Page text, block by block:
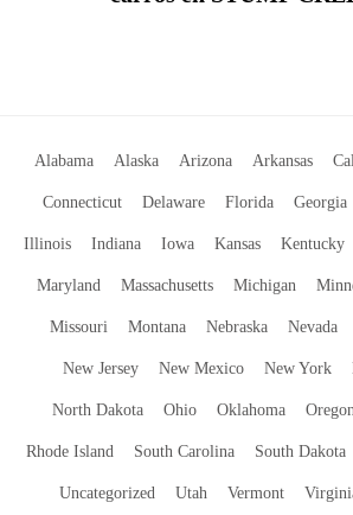
Alabama Alaska Arizona Arkansas
Connecticut Delaware Florida Georgia
Illinois Indiana Iowa Kansas Kentucky
Maryland Massachusetts Michigan
Missouri Montana Nebraska Nevada
New Jersey New Mexico New York
North Dakota Ohio Oklahoma
Rhode Island South Carolina South Dakota
Uncategorized Utah Vermont